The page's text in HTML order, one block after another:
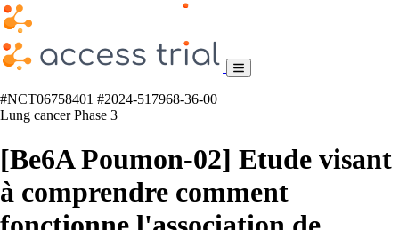
#NCT06758401 #2024-517968-36-00
Lung cancerPhase 3
[Be6A Poumon-02] Etude visant
à comprendre comment